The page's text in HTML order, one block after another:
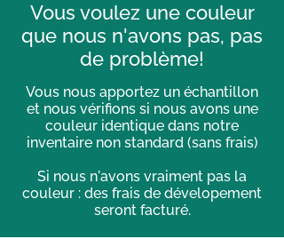
Vous voulez une couleur
que nous n'avons pas, pas
de problème!
Vous nous apportez un échantillon
et nous vérifions si nous avons une
couleur identique dans notre
inventaire non standard (sans frais)
Si nous n'avons vraiment pas la
couleur : des frais de dévelopement
seront facturé.